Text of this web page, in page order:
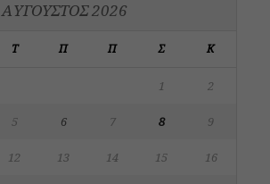
ΑΎΓΟΥΣΤΟΣ 2026
Τ Π Π Σ Κ
1 2
5 6 7 8 9
12 13 14 15 16